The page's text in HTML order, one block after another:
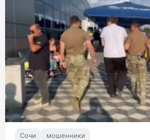
Сочи мошенники